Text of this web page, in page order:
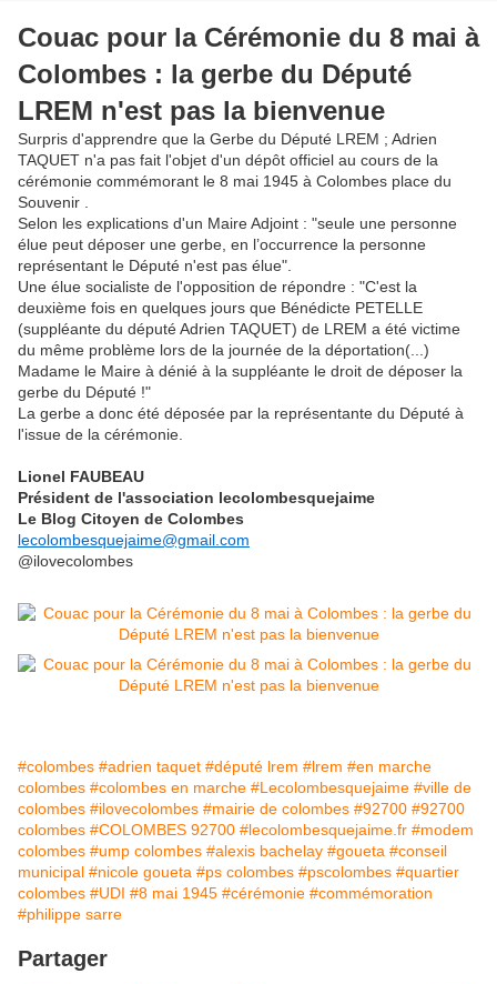
Couac pour la Cérémonie du 8 mai à
Colombes : la gerbe du Député
LREM n'est pas la bienvenue
Surpris d'apprendre que la Gerbe du Député LREM ; Adrien
TAQUET n'a pas fait l'objet d'un dépôt officiel au cours de la
cérémonie commémorant le 8 mai 1945 à Colombes place du
Souvenir .
Selon les explications d'un Maire Adjoint : "seule une personne
élue peut déposer une gerbe, en l’occurrence la personne
représentant le Député n'est pas élue".
Une élue socialiste de l'opposition de répondre : "C'est la
deuxième fois en quelques jours que Bénédicte PETELLE
(suppléante du député Adrien TAQUET) de LREM a été victime
du même problème lors de la journée de la déportation(...)
Madame le Maire à dénié à la suppléante le droit de déposer la
gerbe du Député !"
La gerbe a donc été déposée par la représentante du Député à
l'issue de la cérémonie.
Lionel FAUBEAU
Président de l'association lecolombesquejaime
Le Blog Citoyen de Colombes
lecolombesquejaime@gmail.com
@ilovecolombes
#colombes #adrien taquet #député lrem #lrem #en marche
colombes #colombes en marche #Lecolombesquejaime #ville de
colombes #ilovecolombes #mairie de colombes #92700 #92700
colombes #COLOMBES 92700 #lecolombesquejaime.fr #modem
colombes #ump colombes #alexis bachelay #goueta #conseil
municipal #nicole goueta #ps colombes #pscolombes #quartier
colombes #UDI #8 mai 1945 #cérémonie #commémoration
#philippe sarre
Partager